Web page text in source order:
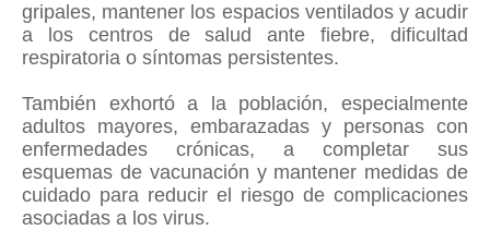
gripales, mantener los espacios ventilados y acudir
a los centros de salud ante fiebre, dificultad
respiratoria o síntomas persistentes.
También exhortó a la población, especialmente
adultos mayores, embarazadas y personas con
enfermedades crónicas, a completar sus
esquemas de vacunación y mantener medidas de
cuidado para reducir el riesgo de complicaciones
asociadas a los virus.